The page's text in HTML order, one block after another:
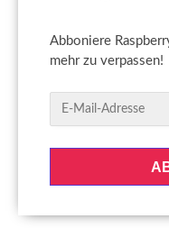
Abboniere
mehr zu verpassen!
-